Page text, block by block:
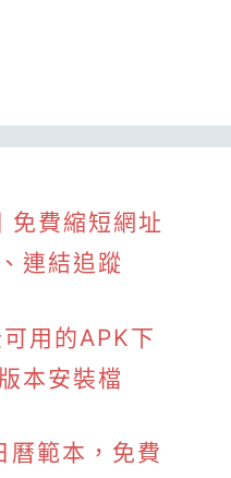
免費縮短網址
連結追蹤
用的APK下
本安裝檔
範本，免費